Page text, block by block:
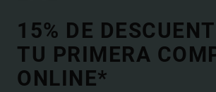
15% DE
TU PRIMERA
ONLINE*